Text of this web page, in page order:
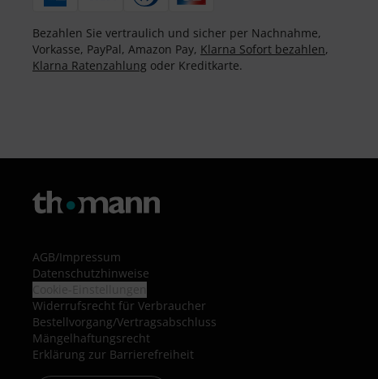
Bezahlen Sie vertraulich und sicher per Nachnahme,
Vorkasse, PayPal, Amazon Pay, Klarna Sofort bezahlen,
Klarna Ratenzahlung oder Kreditkarte.
AGB/Impressum
Datenschutzhinweise
Widerrufsrecht für Verbraucher
Bestellvorgang/Vertragsabschluss
Mängelhaftungsrecht
Erklärung zur Barrierefreiheit